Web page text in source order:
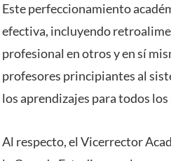
Este perfeccionamiento
efectiva, incluyendo
profesional en otros y en sí
profesores principiantes al
los aprendizajes para todos
Al respecto, el Vicerrector